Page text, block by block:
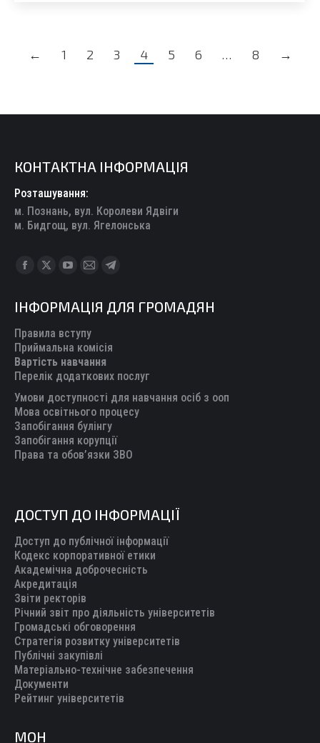
← 1 2 3 4 5 6 … 8 →
КОНТАКТНА ІНФОРМАЦІЯ
Розташування:
м. Познань, вул. Королеви Ядвіги
м. Бидгощ, вул. Ягелонська
Find us on:
Facebook
opens
in
new
window
X
opens
in
new
window
YouTube
opens
in
new
window
Mail
opens
in
new
window
Telegram
opens
new
ІНФОРМАЦІЯ ДЛЯ ГРОМАДЯН
Правила вступу
Приймальна комісія
Вартість навчання
Перелік додаткових послуг
Умови доступності для навчання осіб з ооп
Мова освітнього процесу
Запобігання булінгу
Запобігання корупції
Права та обов’язки ЗВО
ДОСТУП ДО ІНФОРМАЦІЇ
Доступ до публічної інформації
Кодекс корпоративної етики
Академічна доброчесність
Акредитація
Звіти ректорів
Річний звіт про діяльність університетів
Громадські обговорення
Стратегія розвитку університетів
Публічні закупівлі
Матеріально-технічне забезпечення
Документи
Рейтинг університетів
МОН